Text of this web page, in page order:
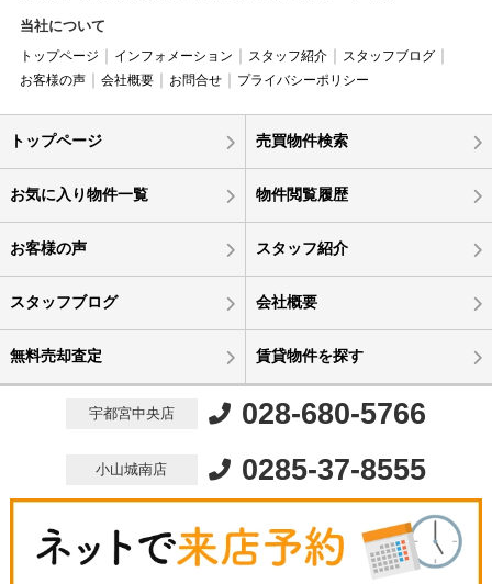
当社について
トップページ インフォメーション スタッフ紹介
スタッフブログ
お客様の声
会社概要 お問合せ プライバシーポリシー
トップページ 売買物件検索
お気に入り物件一覧 物件閲覧履歴
お客様の声 スタッフ紹介
スタッフブログ 会社概要
無料売却査定 賃貸物件を探す
宇都宮中央店 028-680-5766
小山城南店 0285-37-8555